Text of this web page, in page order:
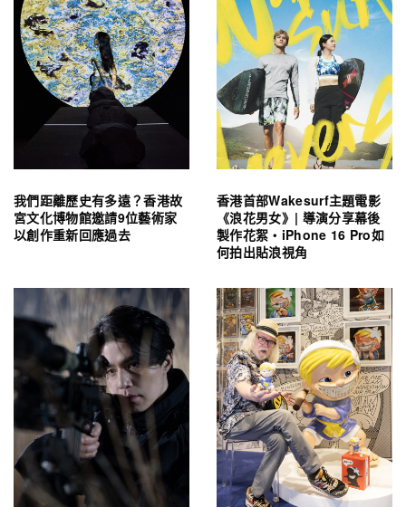
我們距離歷史有多遠？香港故
宮文化博物館邀請9位藝術家
以創作重新回應過去
香港首部Wakesurf主題電影
《浪花男女》| 導演分享幕後
製作花絮・iPhone 16 Pro如
何拍出貼浪視角